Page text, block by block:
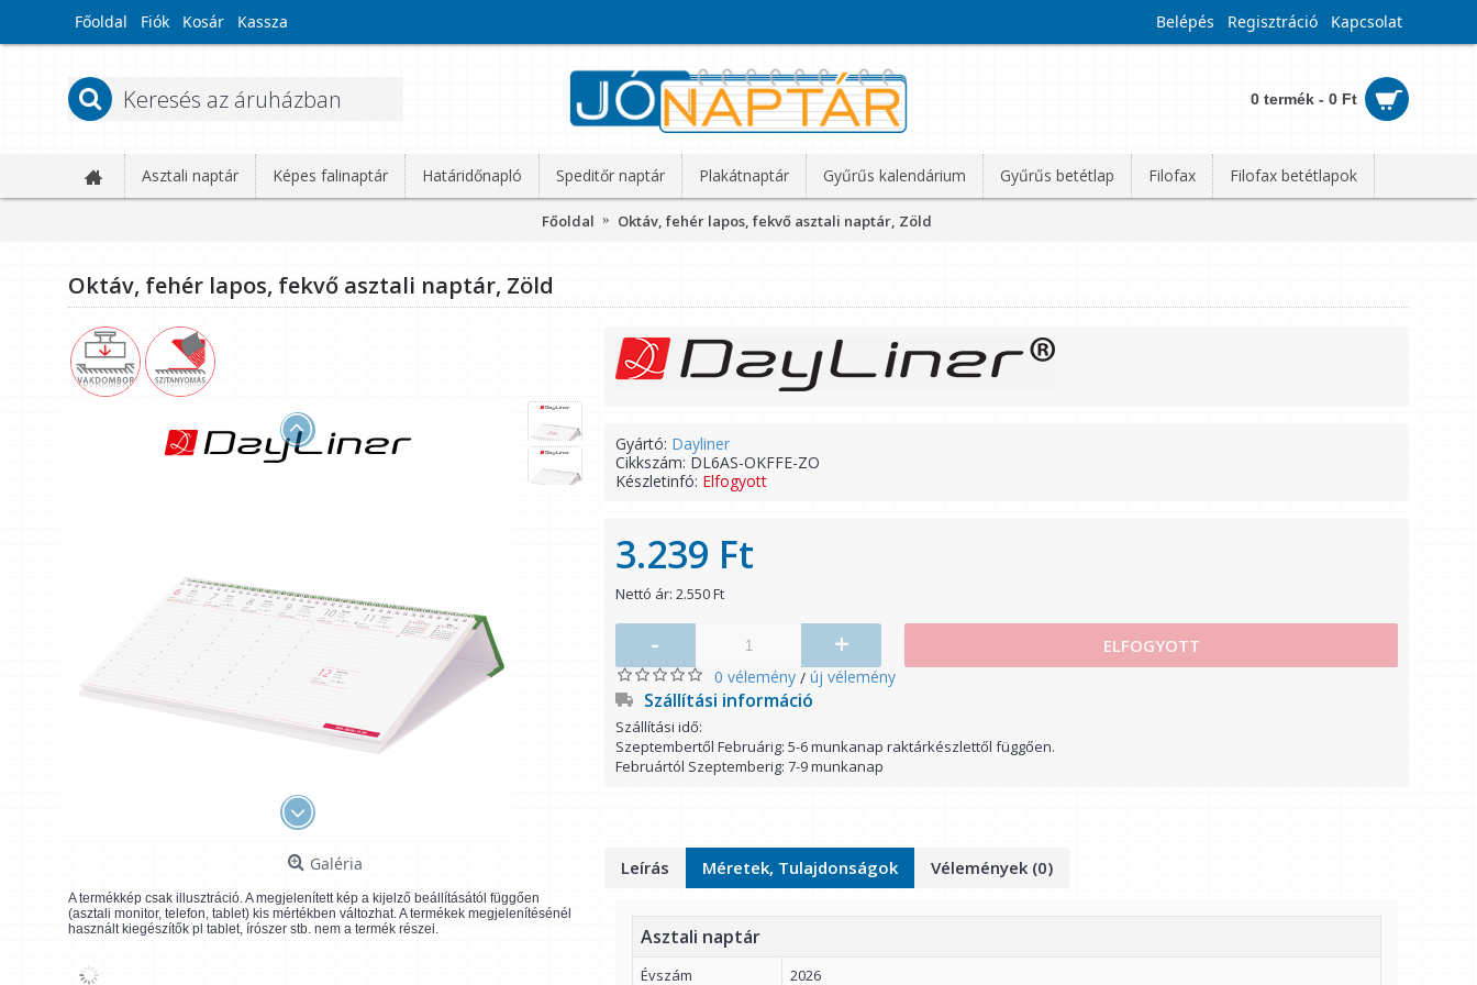
Főoldal Fiók Kosár Kassza Belépés Regisztráció Kapcsolat
0 termék - 0 Ft
Asztali naptár Képes falinaptár Határidőnapló Speditőr naptár Plakátnaptár Gyűrűs kalendárium Gyűrűs betétlap Filofax Filofax betétlapok
Főoldal Oktáv, fehér lapos, fekvő asztali naptár, Zöld
Oktáv, fehér lapos, fekvő asztali naptár, Zöld
Galéria
A termékkép csak illusztráció. A megjelenített kép a kijelző beállításától függően
(asztali monitor, telefon, tablet) kis mértékben változhat. A termékek megjelenítésénél
használt kiegészítők pl tablet, írószer stb. nem a termék részei.
Gyártó: Dayliner
Cikkszám: DL6AS-OKFFE-ZO
Készletinfó: Elfogyott
3.239 Ft
Nettó ár: 2.550 Ft
- + ELFOGYOTT
0 vélemény / új vélemény
Szállítási információ
Szállítási idő:
Szeptembertől Februárig: 5-6 munkanap raktárkészlettől függően.
Februártól Szeptemberig: 7-9 munkanap
Leírás Méretek, Tulajdonságok Vélemények (0)
Asztali naptár
Évszám
2026